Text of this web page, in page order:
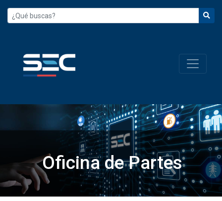
Oficina de Partes